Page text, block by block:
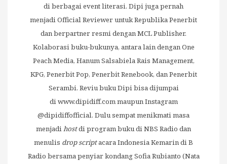
di berbagai event literasi. Dipi juga pernah
menjadi Official Reviewer untuk Republika Penerbit
dan berpartner resmi dengan MCL Publisher.
Kolaborasi buku-bukunya, antara lain dengan One
Peach Media, Hanum Salsabiela Rais Management,
KPG, Penerbit Pop, Penerbit Renebook, dan Penerbit
Serambi. Reviu buku Dipi bisa dijumpai
diwww.dipidiff.commaupun Instagram
@dipidiffofficial. Dulu sempat menikmati masa
menjadihostdi program buku di NBS Radio dan
menulis drop scriptacara Indonesia Kemarin di B
Radio bersama penyiar kondang Sofia Rubianto (Nata